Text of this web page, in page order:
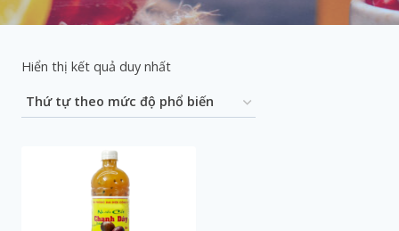
Hiển thị kết quả duy nhất